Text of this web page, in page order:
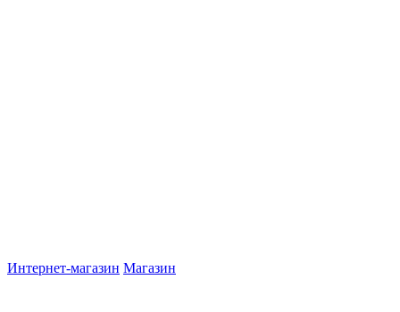
Интернет-магазин Магазин